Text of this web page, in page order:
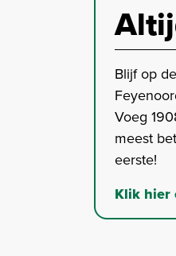
Blijf op
Voeg
meest
eerste!
Klik hier